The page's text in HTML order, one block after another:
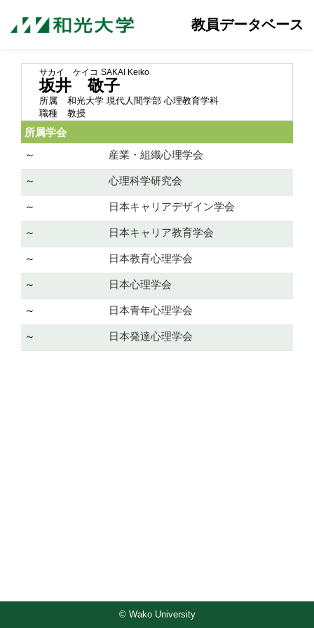
教員データベース
サカイ ケイコ SAKAI Keiko
坂井 敬子
所属
和光大学 現代人間学部 心理教育学科
職種
教授
所属学会
～
産業・組織心理学会
～ 心理科学研究会
～ 日本キャリアデザイン学会
～ 日本キャリア教育学会
～ 日本教育心理学会
～ 日本心理学会
～ 日本青年心理学会
～ 日本発達心理学会
© Wako University